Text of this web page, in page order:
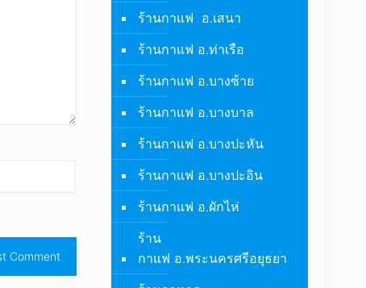
ร้านกาแฟ อ.เสนา
ร้านกาแฟ อ.ท่าเรือ
ร้านกาแฟ อ.บางซ้าย
ร้านกาแฟ อ.บางบาล
ร้านกาแฟ อ.บางปะหัน
ร้านกาแฟ อ.บางปะอิน
ร้านกาแฟ อ.ผักไห่
ร้าน
กาแฟ อ.พระนครศรีอยุธยา